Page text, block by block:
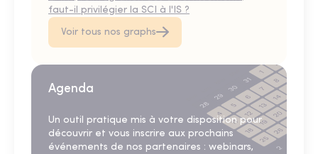
faut-il privilégier la SCI à l'IS ?
Voir tous nos graphs
Agenda
Un outil pratique mis à votre disposition pour
découvrir et vous inscrire aux prochains
événements de nos partenaires : webinars,